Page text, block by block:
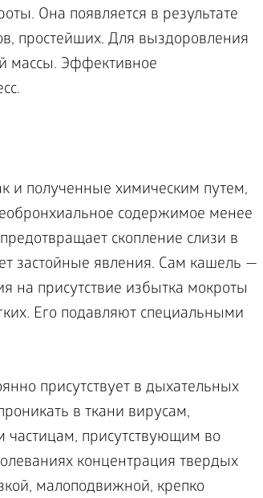
Она появляется в результате
простейших. Для выздоровления
массы. Эффективное
и полученные химическим путем,
содержимое менее
скопление слизи в
застойные явления. Сам кашель —
на присутствие избытка мокроты
Его подавляют специальными
присутствует в дыхательных
в ткани вирусам,
присутствующим во
концентрация твердых
малоподвижной, крепко